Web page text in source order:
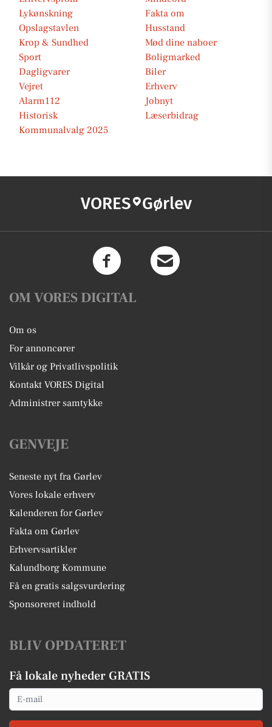
Lykønskning
Fakta om
Opslagstavlen
Husstand
Krop & Sundhed
Mød dine naboer
Sport
Boligmarked
Dagligvarer
Biler
Vejret
Erhverv
Alarm112
Jobnyt
Historisk
Læserbidrag
Kommunalvalg 2025
VORES Gørlev
OM VORES DIGITAL
Om os
For annoncører
Vilkår og Privatlivspolitik
Kontakt VORES Digital
Administrer samtykke
GENVEJE
Seneste nyt fra Gørlev
Vores lokale erhverv
Kalenderen for Gørlev
Fakta om Gørlev
Erhvervsartikler
Kalundborg Kommune
Få en gratis salgsvurdering
Sponsoreret indhold
BLIV OPDATERET
Få lokale nyheder GRATIS
Email